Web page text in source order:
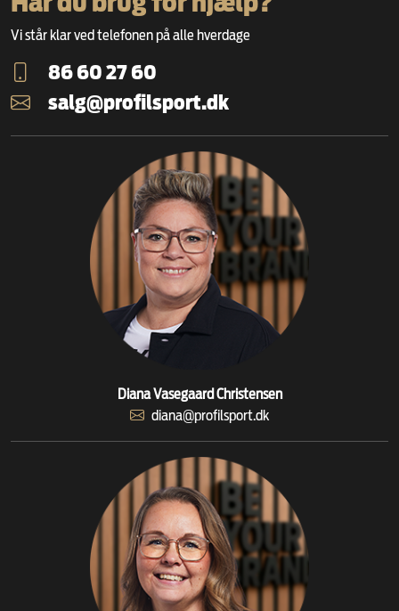
Vi står klar ved telefonen på alle hverdage
86 60 27 60
salg@profilsport.dk
Diana Vasegaard Christensen
diana@profilsport.dk